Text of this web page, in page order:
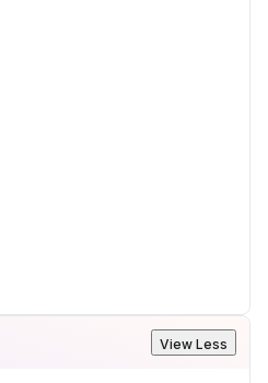
View Less